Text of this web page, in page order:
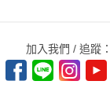
加入我們 / 追蹤：